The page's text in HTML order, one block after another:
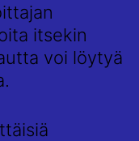
itsekin
voi löytyä